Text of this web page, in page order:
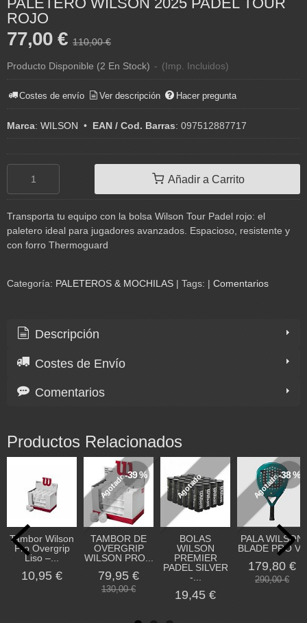
ROJO
77,00 € 110,00 €
Producto Disponible (2 En Stock) - (Imp. Incluidos)
Costes de envío Ver descripción Hacer pregunta
Marca: WILSON • EAN / Cod. Barras: 097512887717
Añadir a Carrito
Transporta tu equipo con la bolsa Wilson Tour Padel rojo: el
paletero ideal para jugadores avanzados. Espacioso, resistente y
con forro Thermoguard
Categoría: PALETEROS & MOCHILAS | Tags: | Comentarios
Descripción
Costes de Envío
Comentarios
Productos Relacionados
Tambor Wilson
Pro Overgrip
Liso –...
10,95 €
Agotado-39 %
TAMBOR DE
OVERGRIP
WILSON PRO...
79,95 €
130,00 €
Agotado
BOLAS
WILSON
PREMIER
PADEL SILVER
-...
19,45 €
Agotado-38 %
PALA WILSON
BLADE PRO V3
179,80 €
290,00 €